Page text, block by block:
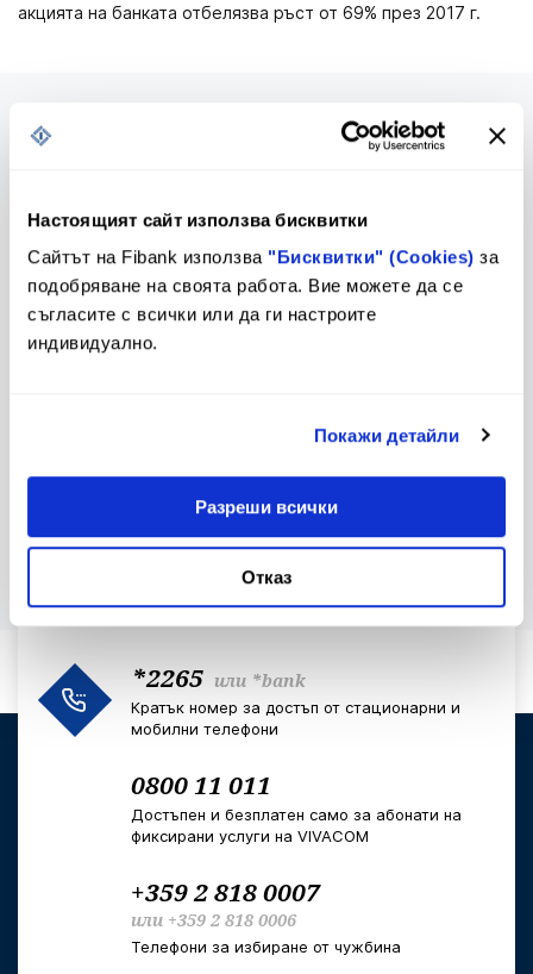
Настоящият сайт използва бисквитки
Сайтът на Fibank използва "Бисквитки" (Cookies) за
подобряване на своята работа. Вие можете да се
съгласите с всички или да ги настроите
индивидуално.
Покажи детайли
Разреши всички
Отказ
акцията на банката отбелязва ръст от 69% през 2017 г.
Тарифа и Общи условия
Лихвен бюлетин
Клуб на инвеститорите За еврото
*2265 или *bank
Кратък номер за достъп от стационарни и
мобилни телефони
0800 11 011
Достъпен и безплатен само за абонати на
фиксирани услуги на VIVACOM
+359 2 818 0007
или +359 2 818 0006
Телефони за избиране от чужбина